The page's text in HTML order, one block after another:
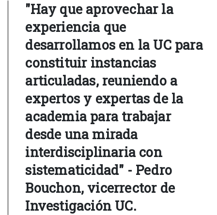
"Hay que aprovechar la
experiencia que
desarrollamos en la UC para
constituir instancias
articuladas, reuniendo a
expertos y expertas de la
academia para trabajar
desde una mirada
interdisciplinaria con
sistematicidad" - Pedro
Bouchon, vicerrector de
Investigación UC.